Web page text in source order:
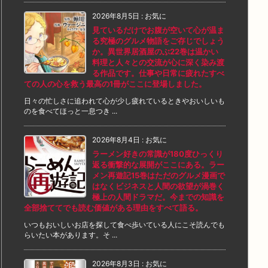
2026年8月5日 : お気に
見ているだけでお腹が空いて心が温ま
る究極のグルメ物語をご存じでしょう
か。異世界居酒屋のぶ22巻は温かい
料理と人々との交流が心に深く染み渡
る作品です。仕事や日常に疲れたすべ
ての人の心を救う最高の1冊がここに登場しました。
日々の忙しさに追われて心が少し疲れているときやおいしいも
のを食べてほっと一息つき ...
2026年8月4日 : お気に
ラーメン好きの常識が180度ひっくり
返る衝撃的な展開がここにある。ラー
メン再遊記15巻はただのグルメ漫画で
はなくビジネスと人間の欲望が渦巻く
極上の人間ドラマだ。今までの知識を
全部捨ててでも読む価値がある理由をすべて語る。
いつもおいしいお店を探して食べ歩いている人にこそ読んでも
らいたい本があります。そ ...
2026年8月3日 : お気に